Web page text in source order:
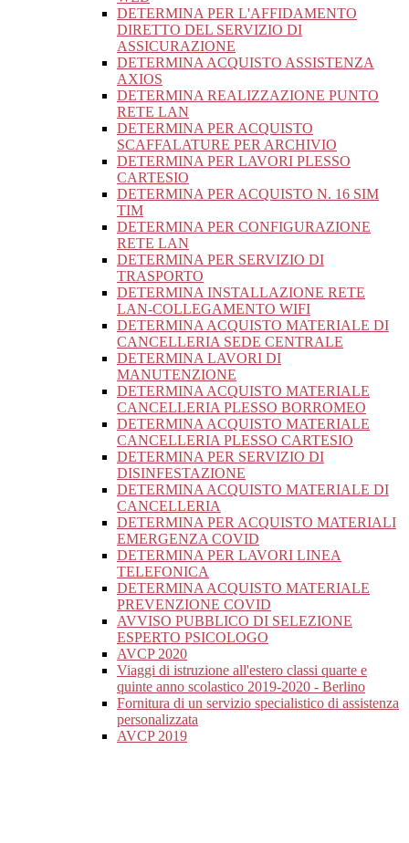
DETERMINA PER L'AFFIDAMENTO
DIRETTO DEL SERVIZIO DI
ASSICURAZIONE
DETERMINA ACQUISTO ASSISTENZA
AXIOS
DETERMINA REALIZZAZIONE PUNTO
RETE LAN
DETERMINA PER ACQUISTO
SCAFFALATURE PER ARCHIVIO
DETERMINA PER LAVORI PLESSO
CARTESIO
DETERMINA PER ACQUISTO N. 16 SIM
TIM
DETERMINA PER CONFIGURAZIONE
RETE LAN
DETERMINA PER SERVIZIO DI
TRASPORTO
DETERMINA INSTALLAZIONE RETE
LAN-COLLEGAMENTO WIFI
DETERMINA ACQUISTO MATERIALE DI
CANCELLERIA SEDE CENTRALE
DETERMINA LAVORI DI
MANUTENZIONE
DETERMINA ACQUISTO MATERIALE
CANCELLERIA PLESSO BORROMEO
DETERMINA ACQUISTO MATERIALE
CANCELLERIA PLESSO CARTESIO
DETERMINA PER SERVIZIO DI
DISINFESTAZIONE
DETERMINA ACQUISTO MATERIALE DI
CANCELLERIA
DETERMINA PER ACQUISTO MATERIALI
EMERGENZA COVID
DETERMINA PER LAVORI LINEA
TELEFONICA
DETERMINA ACQUISTO MATERIALE
PREVENZIONE COVID
AVVISO PUBBLICO DI SELEZIONE
ESPERTO PSICOLOGO
AVCP 2020
Viaggi di istruzione all'estero classi quarte e
quinte anno scolastico 2019-2020 - Berlino
Fornitura di un servizio specialistico di assistenza
personalizzata
AVCP 2019